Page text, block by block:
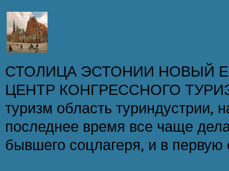
СТОЛИЦА ЭСТОНИИ НОВЫЙ
ЦЕНТР КОНГРЕССНОГО
туризм область туриндустрии,
последнее время все чаще
бывшего соцлагеря, и в первую